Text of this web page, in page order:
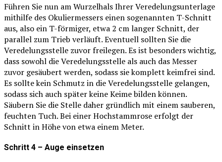
Führen Sie nun am Wurzelhals Ihrer Veredelungsunterlage
mithilfe des Okuliermessers einen sogenannten T-Schnitt
aus, also ein T-förmiger, etwa 2 cm langer Schnitt, der
parallel zum Trieb verläuft. Eventuell sollten Sie die
Veredelungsstelle zuvor freilegen. Es ist besonders wichtig,
dass sowohl die Veredelungsstelle als auch das Messer
zuvor gesäubert werden, sodass sie komplett keimfrei sind.
Es sollte kein Schmutz in die Veredelungsstelle gelangen,
sodass sich auch später keine Keime bilden können.
Säubern Sie die Stelle daher gründlich mit einem sauberen,
feuchten Tuch. Bei einer Hochstammrose erfolgt der
Schnitt in Höhe von etwa einem Meter.
Schritt 4 – Auge einsetzen